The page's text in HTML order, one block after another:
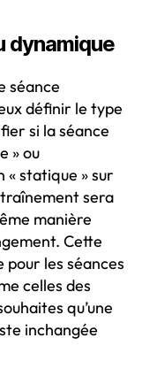
dynamique
séance
définir le type
si la séance
» ou
« statique » sur
sera
manière
Cette
les séances
celles des
qu’une
inchangée